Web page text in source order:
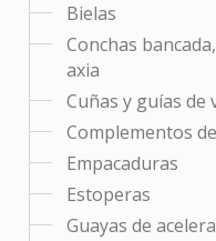
Bielas
Conchas
axia
Cuñas y guías de
Complementos
Empacaduras
Estoperas
Guayas de